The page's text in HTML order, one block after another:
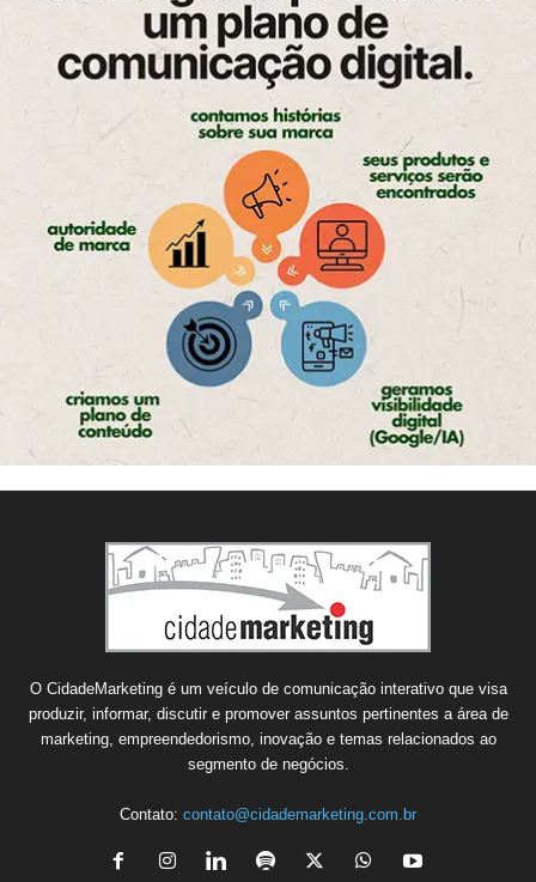
O CidadeMarketing é um veículo de comunicação interativo que visa
produzir, informar, discutir e promover assuntos pertinentes a área de
marketing, empreendedorismo, inovação e temas relacionados ao
segmento de negócios.
Contato: contato@cidademarketing.com.br